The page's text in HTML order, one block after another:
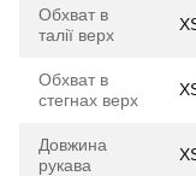
Обхват в
талії верх
Обхват в
стегнах верх
Довжина
рукава